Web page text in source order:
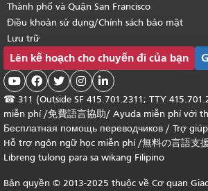
Thành phố và Quận San Francisco
Điều khoản sử dụng/Chính sách bảo mật
Lưu trữ
Lên kế hoạch cho chuyến đi của bạn
    
☎ 311 (Outside SF 415.701.2311; TTY
miễn phí /免費語言協助/ Ayuda miễn phí với
Бесплатная помощь переводчиков / Trợ
Hỗ trợ ngôn ngữ học miễn phí/無料の言語支
Libreng tulong para sa wikang Filipino
Bản quyền © 2013-2025 thuộc về Cơ quan